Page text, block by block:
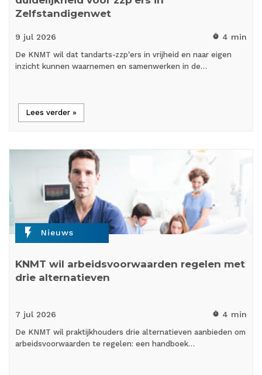
Zelfstandigenwet
9 jul 2026 timer 4 min
De KNMT wil dat tandarts-zzp'ers in vrijheid en naar eigen
inzicht kunnen waarnemen en samenwerken in de…
Lees verder »
flash_on Nieuws
KNMT wil arbeidsvoorwaarden regelen met
drie alternatieven
7 jul 2026 timer 4 min
De KNMT wil praktijkhouders drie alternatieven aanbieden om
arbeidsvoorwaarden te regelen: een handboek…